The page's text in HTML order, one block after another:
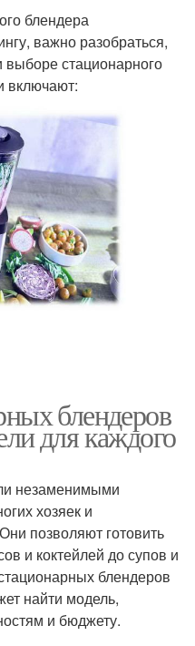
блендера
важно разобраться,
выборе стационарного
включают:
блендеров
для каждого
незаменимыми
хозяек и
позволяют готовить
и коктейлей до супов и
блендеров
найти модель,
и бюджету.